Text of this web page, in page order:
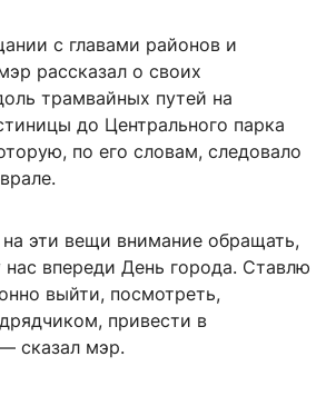
с главами районов и
рассказал о своих
трамвайных путей на
до Центрального парка
по его словам, следовало
эти вещи внимание обращать,
нас впереди День города. Ставлю
выйти, посмотреть,
привести в
сказал мэр.